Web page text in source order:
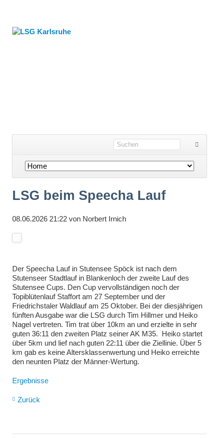
Navigation
LSG beim Speecha Lauf
08.06.2026 21:22von Norbert Irnich
Der Speecha Lauf in Stutensee Spöck ist nach dem
Stutenseer Stadtlauf in Blankenloch der zweite Lauf des
Stutensee Cups. Den Cup vervollständigen noch der
Topiblütenlauf Staffort am 27 September und der
Friedrichstaler Waldlauf am 25 Oktober. Bei der diesjährigen
fünften Ausgabe war die LSG durch Tim Hillmer und Heiko
Nagel vertreten. Tim trat über 10km an und erzielte in sehr
guten 36:11 den zweiten Platz seiner AK M35. Heiko startet
über 5km und lief nach guten 22:11 über die Ziellinie. Über 5
km gab es keine Altersklassenwertung und Heiko erreichte
den neunten Platz der Männer-Wertung.
Ergebnisse
Zurück